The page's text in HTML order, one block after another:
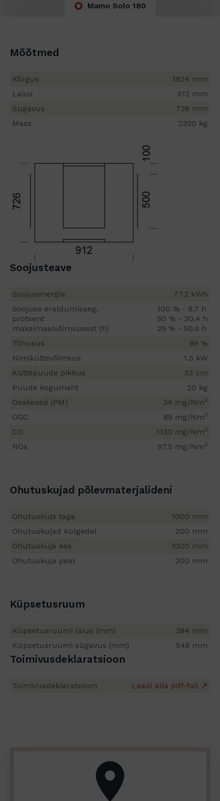
Mamo Solo 180
Mõõtmed
Kõrgus
1824 mm
Laius
912 mm
Sügavus
726 mm
Mass
2320 kg
Soojusteave
Soojusenergia
77.2 kWh
Soojuse eraldumisaeg,
protsent
maksimaalvõimsusest (h)
100 % - 8.7 h
50 % - 30.4 h
25 % - 50.6 h
Tõhusus
89 %
Nimiküttevõimsus
1.5 kW
Küttepuude pikkus
33 cm
Puude kogumaht
20 kg
Osakesed (PM)
34 mg/Nm3
OGC 89 mg/Nm3
CO 1130 mg/Nm3
NOx 97.5 mg/Nm3
Ohutuskujad põlevmaterjalideni
Ohutuskuja taga
1000 mm
Ohutuskujad külgedel
200 mm
Ohutuskuja ees
1000 mm
Ohutuskuja peal
200 mm
Küpsetusruum
Küpsetusruumi laius (mm)
384 mm
Küpsetusruumi sügavus (mm)
548 mm
Toimivusdeklaratsioon
Toimivusdeklaratsioon Laadi alla pdf-fail